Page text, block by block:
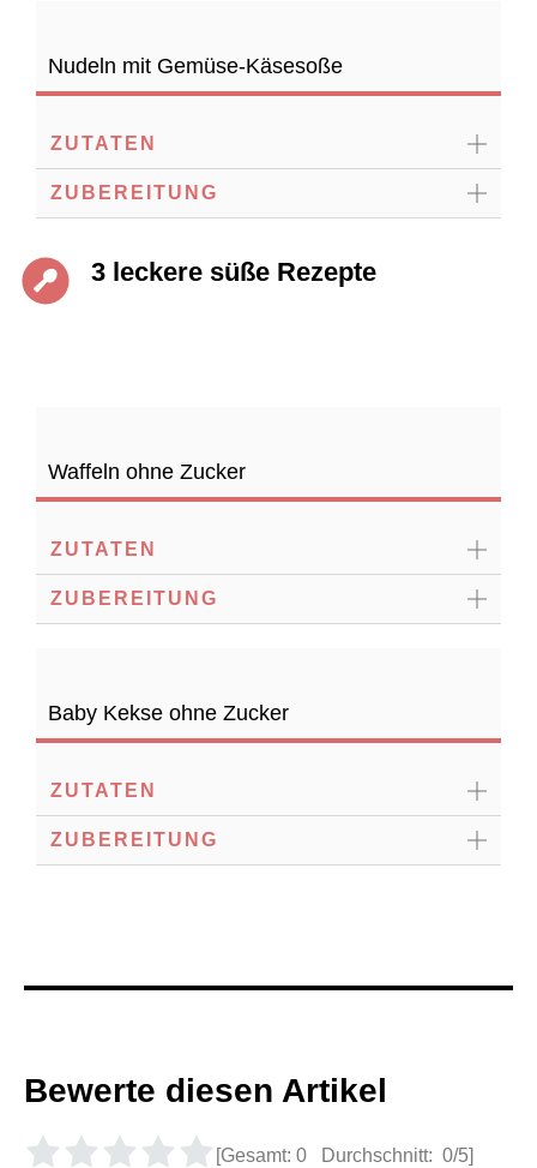
Nudeln mit Gemüse-Käsesoße
ZUTATEN
ZUBEREITUNG
3 leckere süße Rezepte
Waffeln ohne Zucker
ZUTATEN
ZUBEREITUNG
Baby Kekse ohne Zucker
ZUTATEN
ZUBEREITUNG
Bewerte diesen Artikel
[Gesamt: 0 Durchschnitt: 0/5]